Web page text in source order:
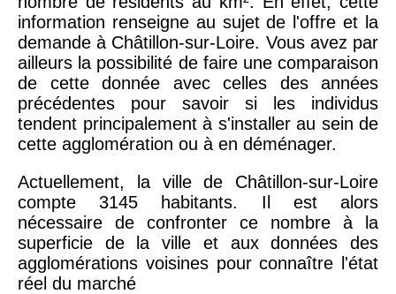
information renseigne au sujet de l'offre et la
demande à Châtillon-sur-Loire. Vous avez par
ailleurs la possibilité de faire une comparaison
de cette donnée avec celles des années
précédentes pour savoir si les individus
tendent principalement à s'installer au sein de
cette agglomération ou à en déménager.
Actuellement, la ville de Châtillon-sur-Loire
compte 3145 habitants. Il est alors
nécessaire de confronter ce nombre à la
superficie de la ville et aux données des
agglomérations voisines pour connaître l'état
réel du marché